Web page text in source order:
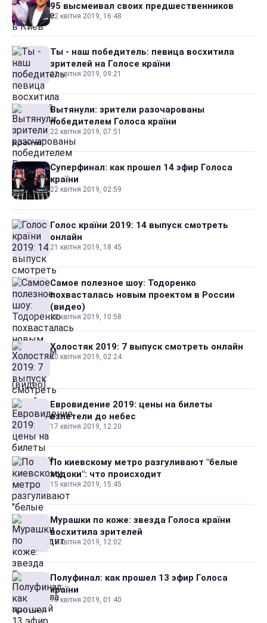
95 высмеивал своих предшественников
22 квітня 2019, 16:48
Ты - наш победитель: певица восхитила
зрителей на Голосе країни
22 квітня 2019, 09:21
Вытянули: зрители разочарованы
победителем Голоса країни
22 квітня 2019, 07:51
Суперфинал: как прошел 14 эфир Голоса
країни
22 квітня 2019, 02:59
Голос країни 2019: 14 выпуск смотреть
онлайн
21 квітня 2019, 18:45
Самое полезное шоу: Тодоренко
похвасталась новым проектом в России
(видео)
20 квітня 2019, 10:58
Холостяк 2019: 7 выпуск смотреть онлайн
20 квітня 2019, 02:24
Евровидение 2019: цены на билеты
взлетели до небес
17 квітня 2019, 12:20
По киевскому метро разгуливают "белые
ходоки": что происходит
15 квітня 2019, 15:45
Мурашки по коже: звезда Голоса країни
восхитила зрителей
15 квітня 2019, 12:02
Полуфинал: как прошел 13 эфир Голоса
країни
15 квітня 2019, 01:40